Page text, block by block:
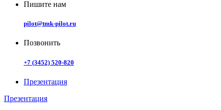
Пишите нам
pilot@tmk-pilot.ru
Позвонить
+7 (3452) 520-820
Презентация
Презентация